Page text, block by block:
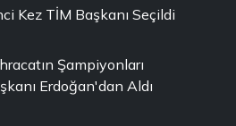
Kez TİM Başkanı Seçildi
Şampiyonları
Erdoğan'dan Aldı